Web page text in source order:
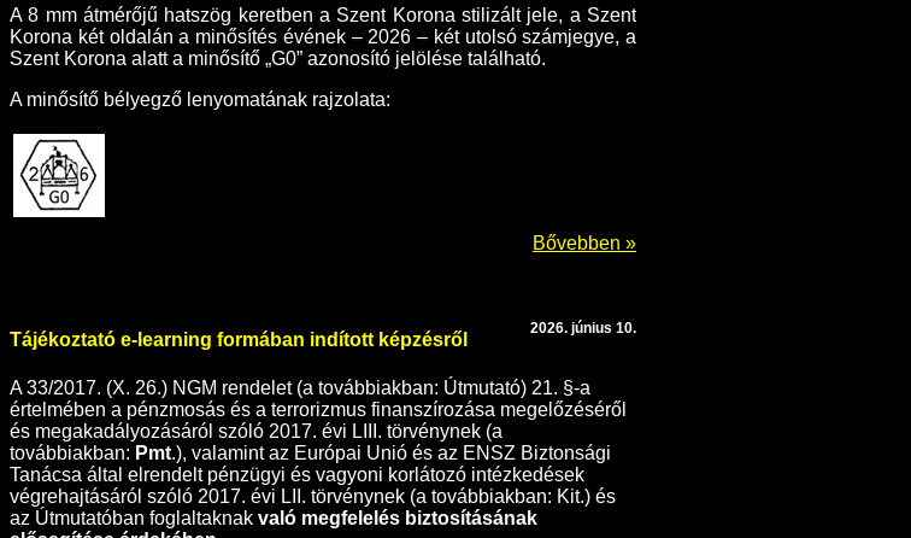
A 8 mm átmérőjű hatszög keretben a Szent Korona stilizált jele, a Szent
Korona két oldalán a minősítés évének – 2026 – két utolsó számjegye, a
Szent Korona alatt a minősítő „G0” azonosító jelölése található.
A minősítő bélyegző lenyomatának rajzolata:
Bővebben »
2026. június 10.
Tájékoztató e-learning formában indított képzésről
A 33/2017. (X. 26.) NGM rendelet (a továbbiakban: Útmutató) 21. §-a
értelmében a pénzmosás és a terrorizmus finanszírozása megelőzéséről
és megakadályozásáról szóló 2017. évi LIII. törvénynek (a
továbbiakban: Pmt.), valamint az Európai Unió és az ENSZ Biztonsági
Tanácsa által elrendelt pénzügyi és vagyoni korlátozó intézkedések
végrehajtásáról szóló 2017. évi LII. törvénynek (a továbbiakban: Kit.) és
az Útmutatóban foglaltaknak való megfelelés biztosításának